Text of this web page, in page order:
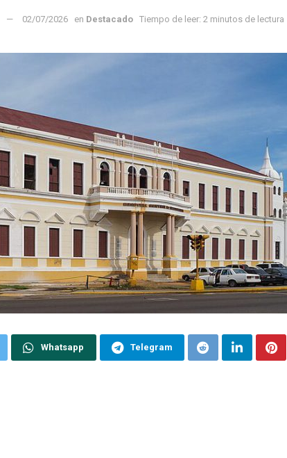
02/07/2026 en Destacado Tiempo de leer: 2 minutos de lectura
Whatsapp Telegram